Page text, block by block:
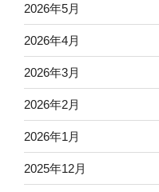
2026年5月
2026年4月
2026年3月
2026年2月
2026年1月
2025年12月